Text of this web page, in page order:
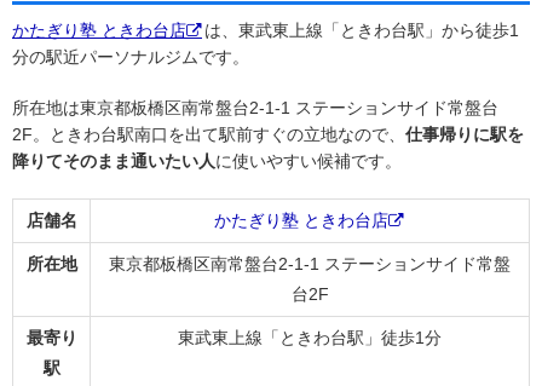
かたぎり塾 ときわ台店
は、東武東上線「ときわ台駅」から徒歩1
分の駅近パーソナルジムです。
所在地は東京都板橋区南常盤台2-1-1 ステーションサイド常盤台
2F。ときわ台駅南口を出て駅前すぐの立地なので、 仕事帰りに駅を
降りてそのまま通いたい人に使いやすい候補です。
店舗名 かたぎり塾 ときわ台店
所在地
東京都板橋区南常盤台2-1-1 ステーションサイド常盤
台2F
最寄り
駅
東武東上線「ときわ台駅」徒歩1分